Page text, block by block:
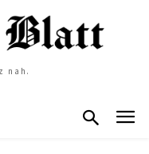
nah.